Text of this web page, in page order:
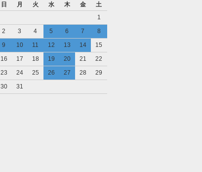
日
月 火 水 木 金
土
1
2
3 4 5 6 7
8
9
10 11 12 13 14
15
16
17 18 19 20 21
22
23
24 25 26 27 28
29
30
31